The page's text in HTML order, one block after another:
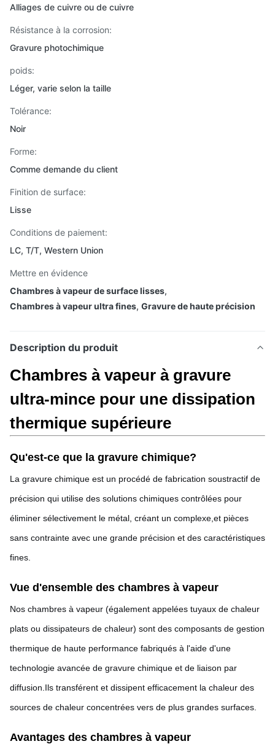
Alliages de cuivre ou de cuivre
Résistance à la corrosion:
Gravure photochimique
poids:
Léger, varie selon la taille
Tolérance:
Noir
Forme:
Comme demande du client
Finition de surface:
Lisse
Conditions de paiement:
LC, T/T, Western Union
Mettre en évidence
Chambres à vapeur de surface lisses,
Chambres à vapeur ultra fines, Gravure de haute précision
Description du produit
Chambres à vapeur à gravure
ultra-mince pour une dissipation
thermique supérieure
Qu'est-ce que la gravure chimique?
La gravure chimique est un procédé de fabrication soustractif de
précision qui utilise des solutions chimiques contrôlées pour
éliminer sélectivement le métal, créant un complexe,et pièces
sans contrainte avec une grande précision et des caractéristiques
fines.
Vue d'ensemble des chambres à vapeur
Nos chambres à vapeur (également appelées tuyaux de chaleur
plats ou dissipateurs de chaleur) sont des composants de gestion
thermique de haute performance fabriqués à l'aide d'une
technologie avancée de gravure chimique et de liaison par
diffusion.Ils transférent et dissipent efficacement la chaleur des
sources de chaleur concentrées vers de plus grandes surfaces.
Avantages des chambres à vapeur